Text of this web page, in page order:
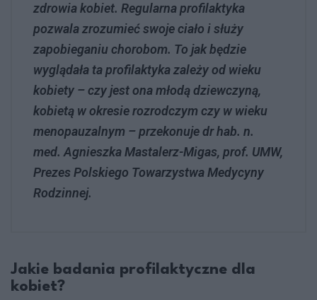
zdrowia kobiet. Regularna profilaktyka
pozwala zrozumieć swoje ciało i służy
zapobieganiu chorobom. To jak będzie
wyglądała ta profilaktyka zależy od wieku
kobiety – czy jest ona młodą dziewczyną,
kobietą w okresie rozrodczym czy w wieku
menopauzalnym – przekonuje dr hab. n.
med. Agnieszka Mastalerz-Migas, prof. UMW,
Prezes Polskiego Towarzystwa Medycyny
Rodzinnej.
Jakie badania profilaktyczne dla
kobiet?